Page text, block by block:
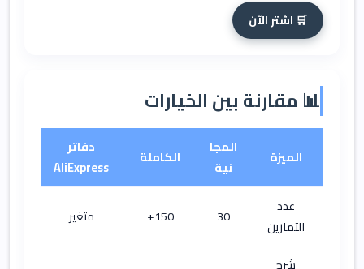
🛒 اشترِ الآن
📊 مقارنة بين الخيارات
الميزة
المجا
نية
الكاملة
دفاتر
AliExpress
عدد
التمارين
30
150+ متغير